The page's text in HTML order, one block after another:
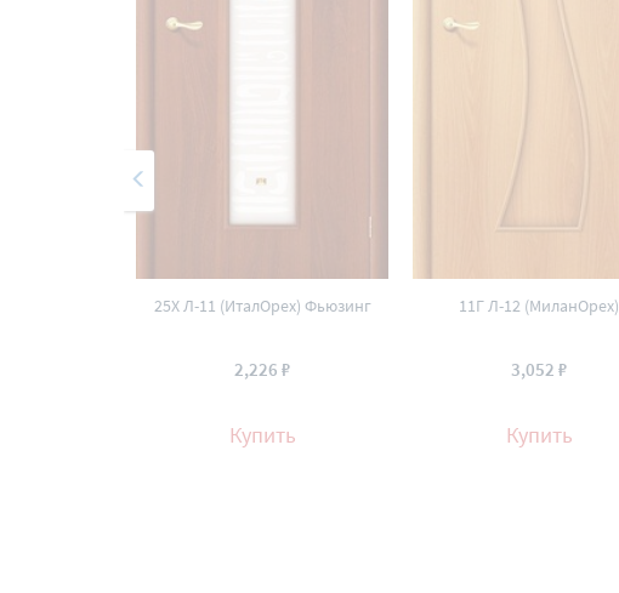
25Х Л-11 (ИталОрех) Фьюзинг
2,226 ₽
Купить
11Г Л-12 (МиланОрех)
3,052 ₽
Купить